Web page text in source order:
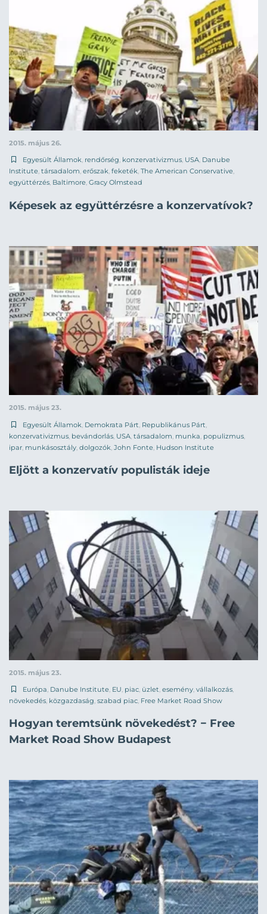
2015. május 26.
Egyesült Államok, rendőrség, konzervativizmus, USA, Danube
Institute, társadalom, erőszak, feketék, The American Conservative,
együttérzés, Baltimore, Gracy Olmstead
Képesek az együttérzésre a konzervatívok?
2015. május 23.
Egyesült Államok Demokrata Párt Republikánus Párt
konzervativizmus bevándorlás USA társadalom munka populizmus
ipar munkásosztály dolgozók John Fonte Hudson Institute
Eljött a konzervatív populisták ideje
2015. május 23.
Európa Danube Institute EU piac üzlet esemény vállalkozás
növekedés közgazdaság szabad piac Free Market Road Show
Hogyan teremtsünk növekedést? − Free
Market Road Show Budapest